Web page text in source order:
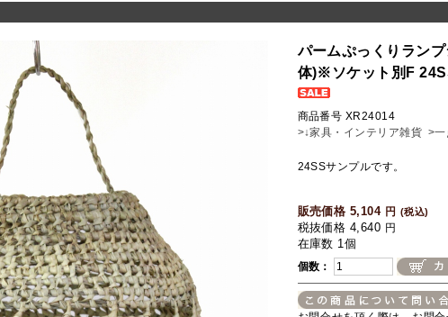
パームぷっくりラン
体)※ソケット別F
商品番号 XR24014
>↓家具・インテリア雑貨 >
24SSサンプルです。
販売価格 5,104 円 (税込)
税抜価格 4,640 円
在庫数 1個
個数：